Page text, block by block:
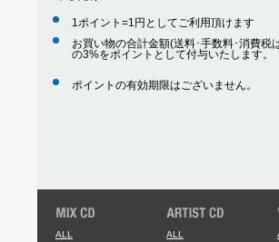
1ポイント=1円としてご利用頂けます
お買い物の合計金額(送料･手数料･消費税
の3%をポイントとして付与いたします。
ポイントの有効期限はございません。
ALL ALL